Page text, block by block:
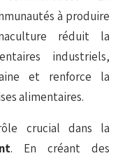
à produire
réduit la
industriels,
et renforce la
alimentaires.
crucial dans la
. En créant des